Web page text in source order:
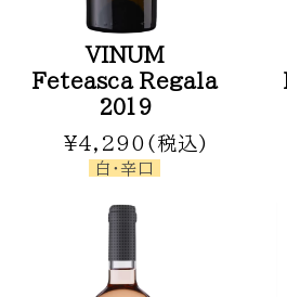
VINUM
Feteasca Regala
2019
¥4,290(税込)
白・辛口